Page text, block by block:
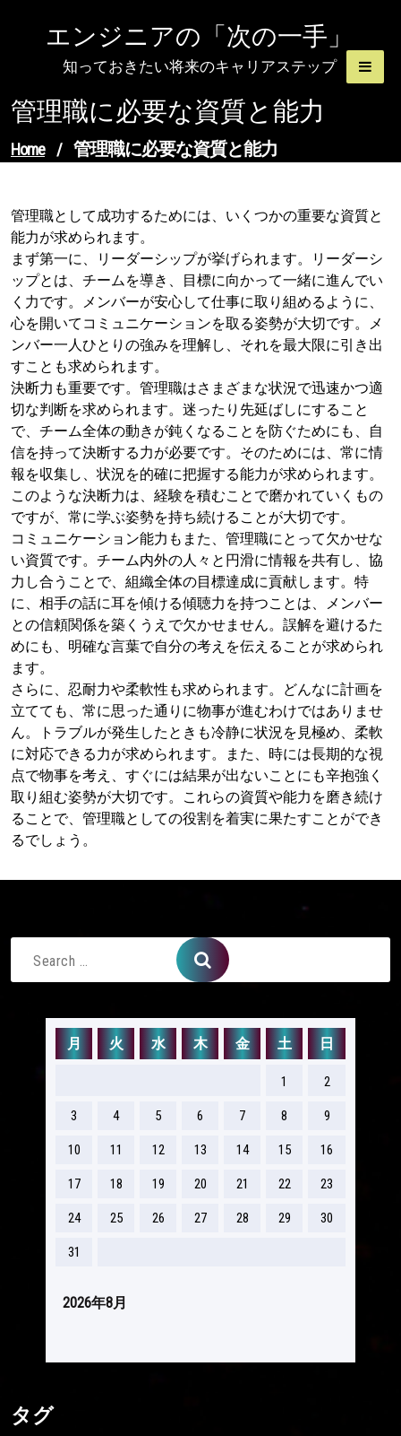
エンジニアの「次の一手」
知っておきたい将来のキャリアステップ
管理職に必要な資質と能力
Home / 管理職に必要な資質と能力
管理職として成功するためには、いくつかの重要な資質と
能力が求められます。
まず第一に、リーダーシップが挙げられます。リーダーシ
ップとは、チームを導き、目標に向かって一緒に進んでい
く力です。メンバーが安心して仕事に取り組めるように、
心を開いてコミュニケーションを取る姿勢が大切です。メ
ンバー一人ひとりの強みを理解し、それを最大限に引き出
すことも求められます。
決断力も重要です。管理職はさまざまな状況で迅速かつ適
切な判断を求められます。迷ったり先延ばしにすること
で、チーム全体の動きが鈍くなることを防ぐためにも、自
信を持って決断する力が必要です。そのためには、常に情
報を収集し、状況を的確に把握する能力が求められます。
このような決断力は、経験を積むことで磨かれていくもの
ですが、常に学ぶ姿勢を持ち続けることが大切です。
コミュニケーション能力もまた、管理職にとって欠かせな
い資質です。チーム内外の人々と円滑に情報を共有し、協
力し合うことで、組織全体の目標達成に貢献します。特
に、相手の話に耳を傾ける傾聴力を持つことは、メンバー
との信頼関係を築くうえで欠かせません。誤解を避けるた
めにも、明確な言葉で自分の考えを伝えることが求められ
ます。
さらに、忍耐力や柔軟性も求められます。どんなに計画を
立てても、常に思った通りに物事が進むわけではありませ
ん。トラブルが発生したときも冷静に状況を見極め、柔軟
に対応できる力が求められます。また、時には長期的な視
点で物事を考え、すぐには結果が出ないことにも辛抱強く
取り組む姿勢が大切です。これらの資質や能力を磨き続け
ることで、管理職としての役割を着実に果たすことができ
るでしょう。
Search
2026年8月
月 火 水 木 金 土 日
1 2
3 4 5 6 7 8 9
10 11 12 13 14 15 16
17 18 19 20 21 22 23
24 25 26 27 28 29 30
31
タグ